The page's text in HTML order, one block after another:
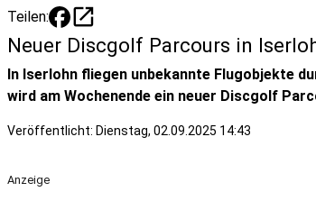
Teilen: open_in_new
Neuer Discgolf Parcours in
In Iserlohn fliegen unbekannte Flugobjekte
wird am Wochenende ein neuer Discgolf
Veröffentlicht: Dienstag, 02.09.2025 14:43
Anzeige